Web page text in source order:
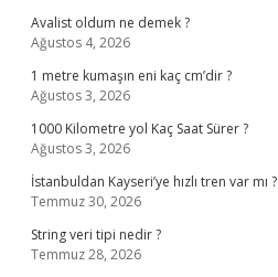
Avalist oldum ne demek ?
Ağustos 4, 2026
1 metre kumaşın eni kaç cm’dir ?
Ağustos 3, 2026
1000 Kilometre yol Kaç Saat Sürer ?
Ağustos 3, 2026
İstanbuldan Kayseri’ye hızlı tren var mı ?
Temmuz 30, 2026
String veri tipi nedir ?
Temmuz 28, 2026